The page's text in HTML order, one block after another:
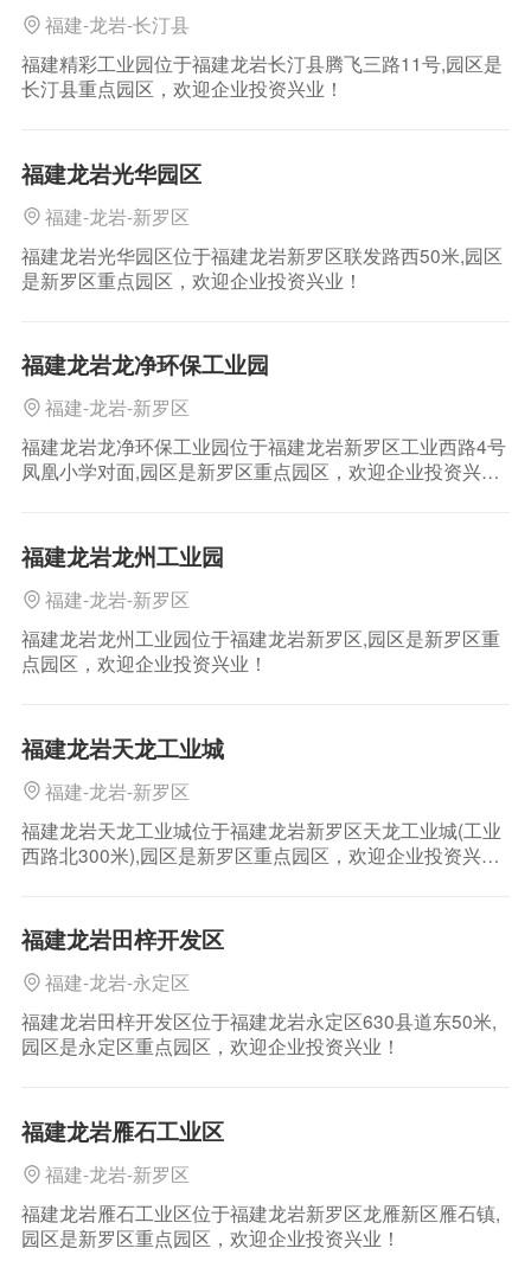
福建-龙岩-长汀县
福建精彩工业园位于福建龙岩长汀县腾飞三路11号,园区是
长汀县重点园区，欢迎企业投资兴业！
福建龙岩光华园区
福建-龙岩-新罗区
福建龙岩光华园区位于福建龙岩新罗区联发路西50米,园区
是新罗区重点园区，欢迎企业投资兴业！
福建龙岩龙净环保工业园
福建-龙岩-新罗区
福建龙岩龙净环保工业园位于福建龙岩新罗区工业西路4号
凤凰小学对面,园区是新罗区重点园区，欢迎企业投资兴
福建龙岩龙州工业园
福建-龙岩-新罗区
福建龙岩龙州工业园位于福建龙岩新罗区,园区是新罗区重
点园区，欢迎企业投资兴业！
福建龙岩天龙工业城
福建-龙岩-新罗区
福建龙岩天龙工业城位于福建龙岩新罗区天龙工业城(工业
西路北300米),园区是新罗区重点园区，欢迎企业投资兴
福建龙岩田梓开发区
福建-龙岩-永定区
福建龙岩田梓开发区位于福建龙岩永定区630县道东50米,
园区是永定区重点园区，欢迎企业投资兴业！
福建龙岩雁石工业区
福建-龙岩-新罗区
福建龙岩雁石工业区位于福建龙岩新罗区龙雁新区雁石镇,
园区是新罗区重点园区，欢迎企业投资兴业！